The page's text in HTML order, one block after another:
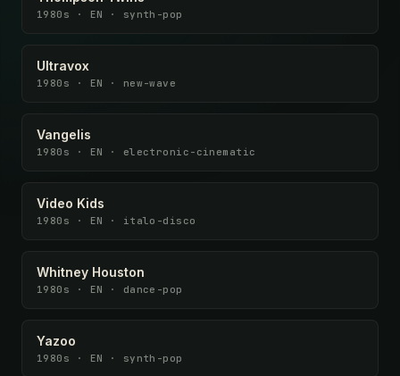
1980s · EN · synth-pop
Ultravox
1980s · EN · new-wave
Vangelis
1980s · EN · electronic-cinematic
Video Kids
1980s · EN · italo-disco
Whitney Houston
1980s · EN · dance-pop
Yazoo
1980s · EN · synth-pop